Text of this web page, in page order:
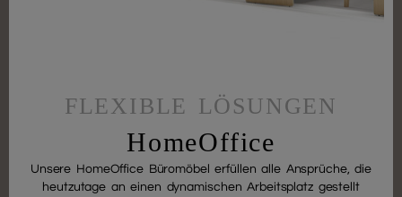
FLEXIBLE LÖSUNGEN
HomeOffice
Unsere HomeOffice Büromöbel erfüllen alle Ansprüche, die
heutzutage an einen dynamischen Arbeitsplatz gestellt